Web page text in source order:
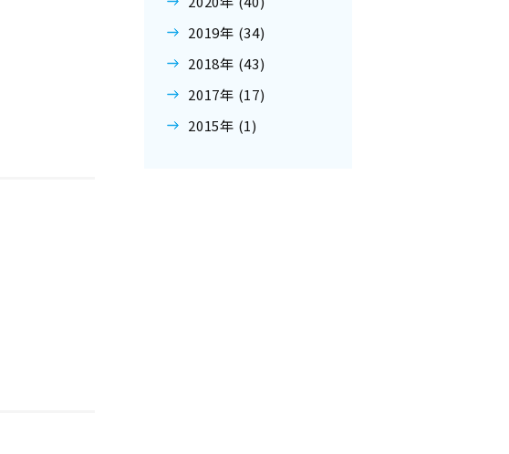
2019年 (34)
2018年 (43)
2017年 (17)
2015年 (1)